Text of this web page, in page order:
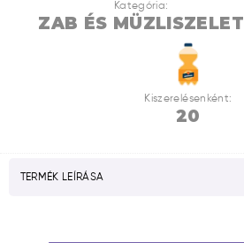
Kategória:
ZAB ÉS MÜZLISZELET
Kiszerelésenként:
20
TERMÉK LEÍRÁSA